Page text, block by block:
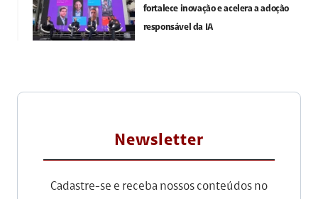
fortalece inovação e acelera a adoção
responsável da IA
Newsletter
Cadastre-se e receba nossos conteúdos no